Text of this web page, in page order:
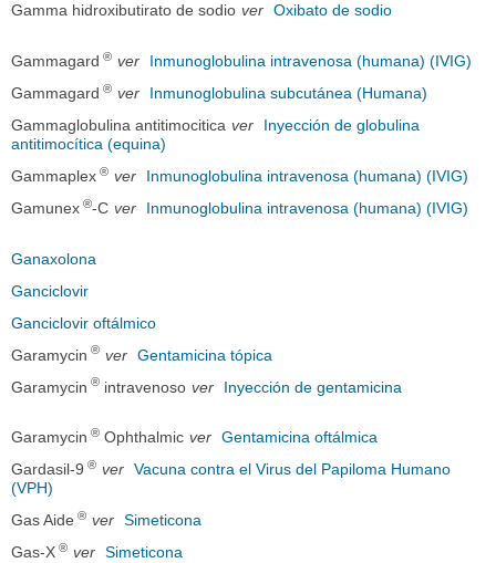
Gamma hidroxibutirato de sodio ver Oxibato de sodio
Gammagard ® ver
Inmunoglobulina intravenosa (humana) (IVIG)
Gammagard ® ver
Inmunoglobulina subcutánea (Humana)
Gammaglobulina antitimocitica ver
Inyección de globulina
antitimocítica (equina)
Gammaplex ® ver
Inmunoglobulina intravenosa (humana) (IVIG)
Gamunex ®-C ver Inmunoglobulina intravenosa (humana) (IVIG)
Ganaxolona
Ganciclovir
Ganciclovir oftálmico
Garamycin ® ver Gentamicina tópica
Garamycin ® intravenoso ver Inyección de gentamicina
Garamycin ® Ophthalmic ver Gentamicina oftálmica
Gardasil-9 ® ver Vacuna contra el Virus del Papiloma Humano
(VPH)
Gas Aide ® ver Simeticona
Gas-X ® ver Simeticona